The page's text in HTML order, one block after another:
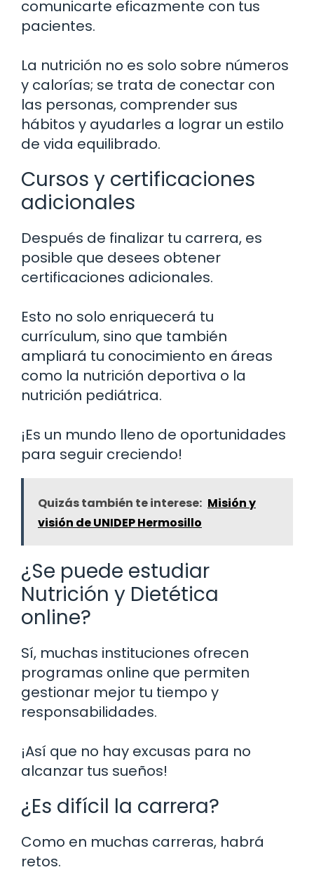
comunicarte eficazmente con tus
pacientes.
La nutrición no es solo sobre números
y calorías; se trata de conectar con
las personas, comprender sus
hábitos y ayudarles a lograr un estilo
de vida equilibrado.
Cursos y certificaciones
adicionales
Después de finalizar tu carrera, es
posible que desees obtener
certificaciones adicionales.
Esto no solo enriquecerá tu
currículum, sino que también
ampliará tu conocimiento en áreas
como la nutrición deportiva o la
nutrición pediátrica.
¡Es un mundo lleno de oportunidades
para seguir creciendo!
Quizás también te interese: Misión y
visión de UNIDEP Hermosillo
¿Se puede estudiar
Nutrición y Dietética
online?
Sí, muchas instituciones ofrecen
programas online que permiten
gestionar mejor tu tiempo y
responsabilidades.
¡Así que no hay excusas para no
alcanzar tus sueños!
¿Es difícil la carrera?
Como en muchas carreras, habrá
retos.